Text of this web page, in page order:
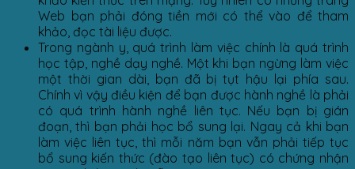
Web bạn phải đóng tiền mới có thể vào để tham
khảo, đọc tài liệu được.
Trong ngành y, quá trình làm việc chính là quá trình
học tập, nghề dạy nghề. Một khi bạn ngừng làm việc
một thời gian dài, bạn đã bị tụt hậu lại phía sau.
Chính vì vậy điều kiện để bạn được hành nghề là phải
có quá trình hành nghề liên tục. Nếu bạn bị gián
đoạn, thì bạn phải học bổ sung lại. Ngay cả khi bạn
làm việc liên tục, thì mỗi năm bạn vẫn phải tiếp tục
bổ sung kiến thức (đào tạo liên tục) có chứng nhận